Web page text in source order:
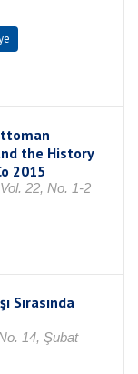
the History
2015
22, No. 1-2
Sırasında
14, Şubat